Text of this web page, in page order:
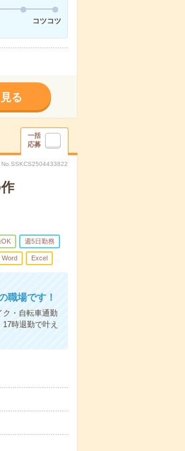
コツコツ
る
一括
応募
No.SSKCS2504433822
OK 週5日勤務
Word Excel
職場です！
・自転車通勤
時退勤で叶え